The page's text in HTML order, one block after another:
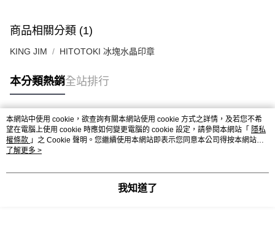
商品相關分類 (1)
KING JIM HITOTOKI 冰塊水晶印章
本分類熱銷全站排行
熱門標籤
本網站中使用 cookie，欲查詢有關本網站使用 cookie 方式之詳情，及若您不希
望在電腦上使用 cookie 時應如何變更電腦的 cookie 設定，請參閱本網站「 隱私
權條款 」之 Cookie 聲明。您繼續使用本網站即表示您同意本公司得按本網站使
用條款之 Cookie 聲明使用 cookie。
了解更多 >
我知道了